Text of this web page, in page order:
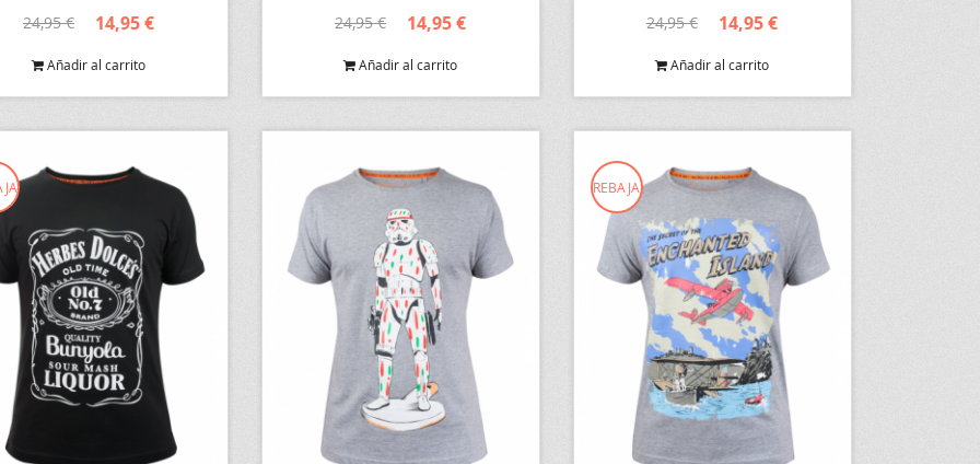
24,95 € 14,95 €
Añadir al carrito
24,95 € 14,95 €
Añadir al carrito
24,95 € 14,95 €
Añadir al carrito
REBAJA